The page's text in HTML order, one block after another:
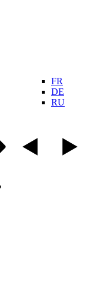
FR
DE
RU